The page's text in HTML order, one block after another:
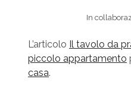
In
L’articolo Il tavolo da
piccolo appartamento
casa.